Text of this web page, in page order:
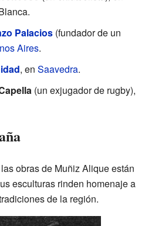
Palacios (fundador de un
Aires.
, en Saavedra.
(un exjugador de rugby),
obras de Muñiz Alique están
esculturas rinden homenaje a
de la región.